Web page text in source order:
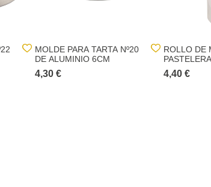
MOLDE PARA TARTA Nº20
DE ALUMINIO 6CM
4,30 €
ROLLO DE
PASTELERA
4,40 €